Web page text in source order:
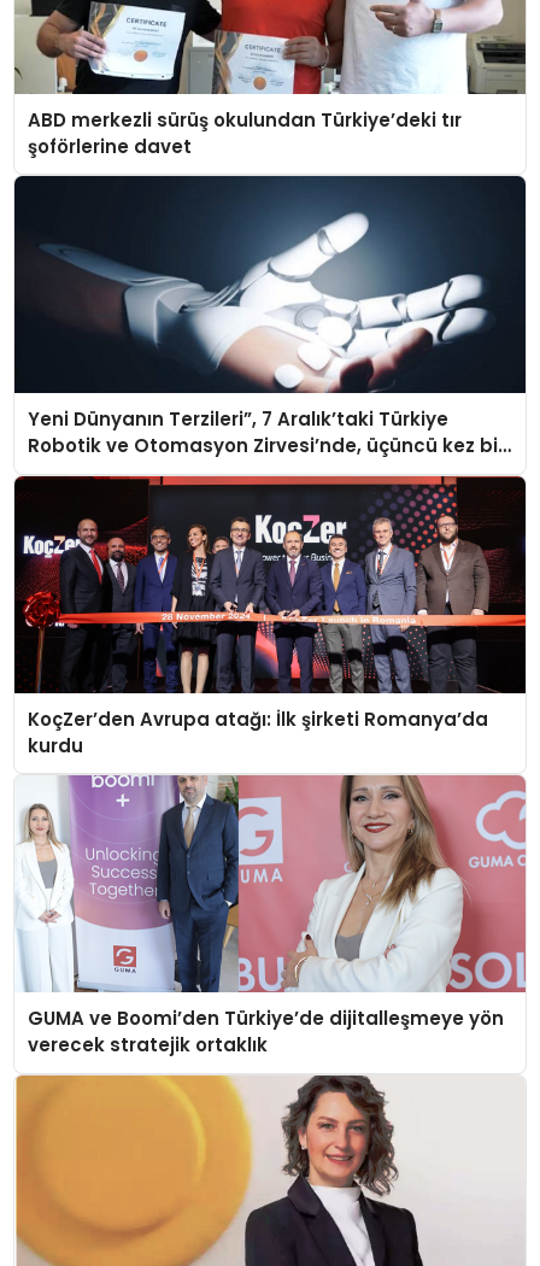
ABD merkezli sürüş okulundan Türkiye’deki tır
şoförlerine davet
Yeni Dünyanın Terzileri”, 7 Aralık’taki Türkiye
Robotik ve Otomasyon Zirvesi’nde, üçüncü kez bir
araya geliyor
KoçZer’den Avrupa atağı: İlk şirketi Romanya’da
kurdu
GUMA ve Boomi’den Türkiye’de dijitalleşmeye yön
verecek stratejik ortaklık